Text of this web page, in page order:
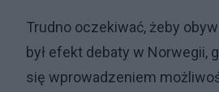
Trudno oczekiwać, żeby
był efekt debaty w Norwegii,
się wprowadzeniem